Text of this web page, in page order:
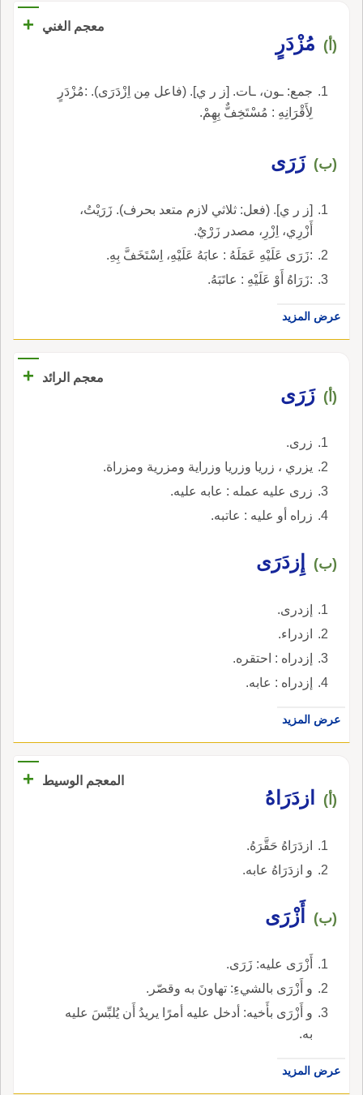
معجم الغني +
(أ) مُزْدَرٍ
جمع: ـون، ـات. [ز ر ي]. (فاعل مِن اِزْدَرَى). :مُزْدَرٍ
لِأَقْرَانِهِ : مُسْتَخِفٌّ بِهِمْ.
(ب) زَرَى
[ز ر ي]. (فعل: ثلاثي لازم متعد بحرف). زَرَيْتُ،
أَزْرِي، اِزْرِ، مصدر زَرْيٌ.
:زَرَى عَلَيْهِ عَمَلَهُ : عابَهُ عَلَيْهِ، اِسْتَخَفَّ بِهِ.
:زَرَاهُ أَوْ عَلَيْهِ : عاتَبَهُ.
عرض المزيد
معجم الرائد +
(أ) زَرَى
زرى.
يزري ، زريا وزريا وزراية ومزرية ومزراة.
زرى عليه عمله : عابه عليه.
زراه أو عليه : عاتبه.
(ب) إِزدَرَى
إزدرى.
ازدراء.
إزدراه : احتقره.
إزدراه : عابه.
عرض المزيد
المعجم الوسيط +
(أ) ازدَرَاهُ
ازدَرَاهُ حَقَّرَهُ.
و ازدَرَاهُ عابه.
(ب) أَزْرَى
أَزْرَى عليه: زَرَى.
و أَزْرَى بالشيءِ: تهاونَ به وقصّر.
و أَزْرَى بأَخيه: أدخل عليه أمرًا يريدُ أَن يُلبِّسَ عليه
به.
عرض المزيد